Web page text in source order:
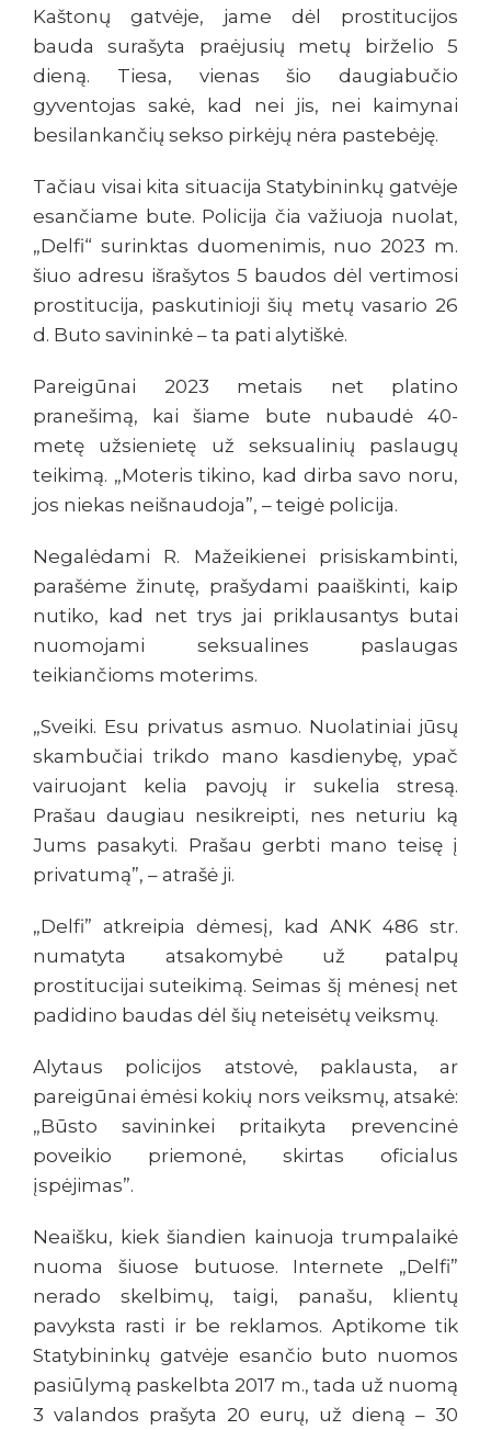
Kaštonų gatvėje, jame dėl prostitucijos
bauda surašyta praėjusių metų birželio 5
dieną. Tiesa, vienas šio daugiabučio
gyventojas sakė, kad nei jis, nei kaimynai
besilankančių sekso pirkėjų nėra pastebėję.
Tačiau visai kita situacija Statybininkų gatvėje
esančiame bute. Policija čia važiuoja nuolat,
„Delfi“ surinktas duomenimis, nuo 2023 m.
šiuo adresu išrašytos 5 baudos dėl vertimosi
prostitucija, paskutinioji šių metų vasario 26
d. Buto savininkė – ta pati alytiškė.
Pareigūnai 2023 metais net platino
pranešimą, kai šiame bute nubaudė 40-
metę užsienietę už seksualinių paslaugų
teikimą. „Moteris tikino, kad dirba savo noru,
jos niekas neišnaudoja”, – teigė policija.
Negalėdami R. Mažeikienei prisiskambinti,
parašėme žinutę, prašydami paaiškinti, kaip
nutiko, kad net trys jai priklausantys butai
nuomojami seksualines paslaugas
teikiančioms moterims.
„Sveiki. Esu privatus asmuo. Nuolatiniai jūsų
skambučiai trikdo mano kasdienybę, ypač
vairuojant kelia pavojų ir sukelia stresą.
Prašau daugiau nesikreipti, nes neturiu ką
Jums pasakyti. Prašau gerbti mano teisę į
privatumą”, – atrašė ji.
„Delfi” atkreipia dėmesį, kad ANK 486 str.
numatyta atsakomybė už patalpų
prostitucijai suteikimą. Seimas šį mėnesį net
padidino baudas dėl šių neteisėtų veiksmų.
Alytaus policijos atstovė, paklausta, ar
pareigūnai ėmėsi kokių nors veiksmų, atsakė:
„Būsto savininkei pritaikyta prevencinė
poveikio priemonė, skirtas oficialus
įspėjimas”.
Neaišku, kiek šiandien kainuoja trumpalaikė
nuoma šiuose butuose. Internete „Delfi”
nerado skelbimų, taigi, panašu, klientų
pavyksta rasti ir be reklamos. Aptikome tik
Statybininkų gatvėje esančio buto nuomos
pasiūlymą paskelbta 2017 m., tada už nuomą
3 valandos prašyta 20 eurų, už dieną – 30